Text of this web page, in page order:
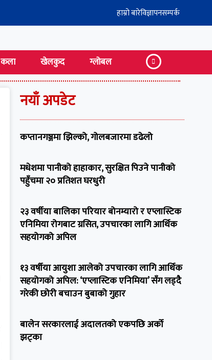
हाम्रो बारेविज्ञापनसम्पर्क
कला खेलकुद ग्लोबल
नयाँ अपडेट
कप्तानगञ्जमा झिल्को, गोलबजारमा डढेलो
मधेशमा पानीको हाहाकार, सुरक्षित पिउने पानीको
पहुँचमा २० प्रतिशत घरधुरी
२३ वर्षीया बालिका परियार बोनम्यारो र एप्लास्टिक
एनिमिया रोगबाट ग्रसित, उपचारका लागि आर्थिक
सहयोगको अपिल
१३ वर्षीया आयुशा आलेको उपचारका लागि आर्थिक
सहयोगको अपिल: ‘एप्लास्टिक एनिमिया’ सँग लड्दै
गरेकी छोरी बचाउन बुबाको गुहार
बालेन सरकारलाई अदालतको एकपछि अर्को
झट्का